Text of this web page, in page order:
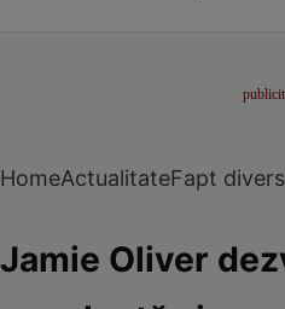
HomeActualitateFapt divers
Jamie Oliver